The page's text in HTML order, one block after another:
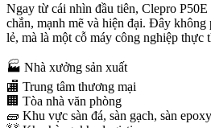
Ngay từ cái nhìn đầu tiên, Clepro P50E
chắn, mạnh mẽ và hiện đại. Đây
lẻ, mà là một cỗ máy công nghiệp thực
🏭 Nhà xưởng sản xuất
🏬 Trung tâm thương mại
🏢 Tòa nhà văn phòng
🧱 Khu vực sàn đá, sàn gạch, sàn epoxy